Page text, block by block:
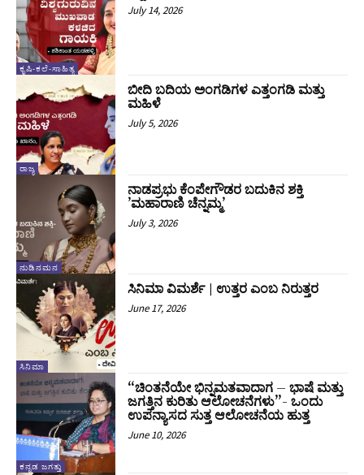
ಕೃಷಿ-ಕಲೆ-ಸಾಹಿತ್ಯ
July 14, 2026
ರಾಜ್ಯ
ಬೀದಿ ಬದಿಯ ಅಂಗಡಿಗಳ ಎತ್ತಂಗಡಿ ಮತ್ತು
ಮಹಿಳೆ
July 5, 2026
ನುಡಿನಮನ
ನಾಡಪ್ರಭು ಕೆಂಪೇಗೌಡರ ಬದುಕಿನ ಶಕ್ತಿ
ʼಮಹಾರಾಣಿ ಚೆನ್ನಮ್ಮʼ
July 3, 2026
ಸಿನಿಮಾ
ಸಿನಿಮಾ ವಿಮರ್ಶೆ | ಉತ್ತರ ಎಂಬ ನಿರುತ್ತರ
June 17, 2026
ಕನ್ನಡ ಜಗತ್ತು
“ಚಿಂತನೆಯೇ ಭಿನ್ನಮತವಾದಾಗ – ಭಾಷೆ ಮತ್ತು
ಜಗತ್ತಿನ ಕುರಿತು ಆಲೋಚನೆಗಳು”- ಒಂದು
ಉಪನ್ಯಾಸದ ಸುತ್ತ ಆಲೋಚನೆಯ ಹುತ್ತ
June 10, 2026